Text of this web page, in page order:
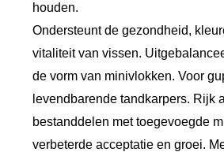
houden.
Ondersteunt de gezondheid,
vitaliteit van vissen.
de vorm van minivlokken. Voor
levendbarende tandkarpers. Rijk
bestanddelen met toegevoegde
verbeterde acceptatie en groei.